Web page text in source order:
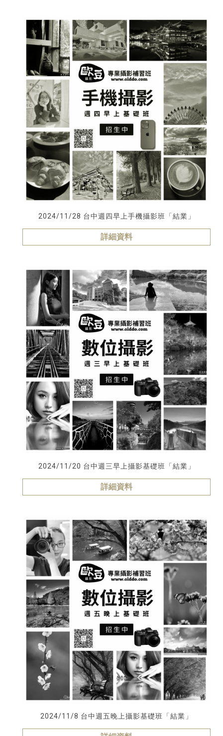
2024/11/28 台中週四早上手機攝影班「結業」
詳細資料
2024/11/20 台中週三早上攝影基礎班「結業」
詳細資料
2024/11/8 台中週五晚上攝影基礎班「結業」